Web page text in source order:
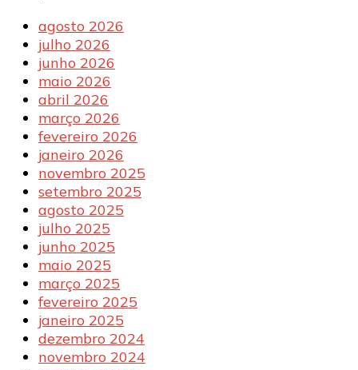
agosto 2026
julho 2026
junho 2026
maio 2026
abril 2026
março 2026
fevereiro 2026
janeiro 2026
novembro 2025
setembro 2025
agosto 2025
julho 2025
junho 2025
maio 2025
março 2025
fevereiro 2025
janeiro 2025
dezembro 2024
novembro 2024